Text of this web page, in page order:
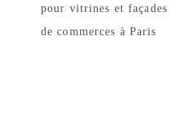
pour vitrines et façades
de commerces à Paris